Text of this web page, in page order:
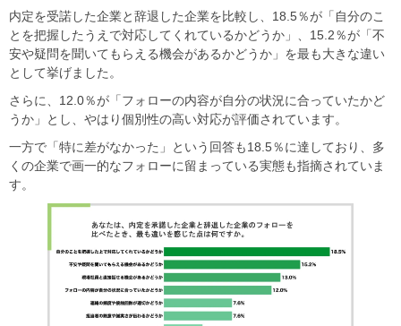
内定を受諾した企業と辞退した企業を比較し、18.5％が「自分のこ
とを把握したうえで対応してくれているかどうか」、15.2％が「不
安や疑問を聞いてもらえる機会があるかどうか」を最も大きな違い
として挙げました。
さらに、12.0％が「フォローの内容が自分の状況に合っていたかど
うか」とし、やはり個別性の高い対応が評価されています。
一方で「特に差がなかった」という回答も18.5％に達しており、多
くの企業で画一的なフォローに留まっている実態も指摘されていま
す。